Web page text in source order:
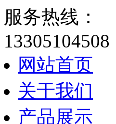
服务热线：
13305104508
网站首页
关于我们
产品展示